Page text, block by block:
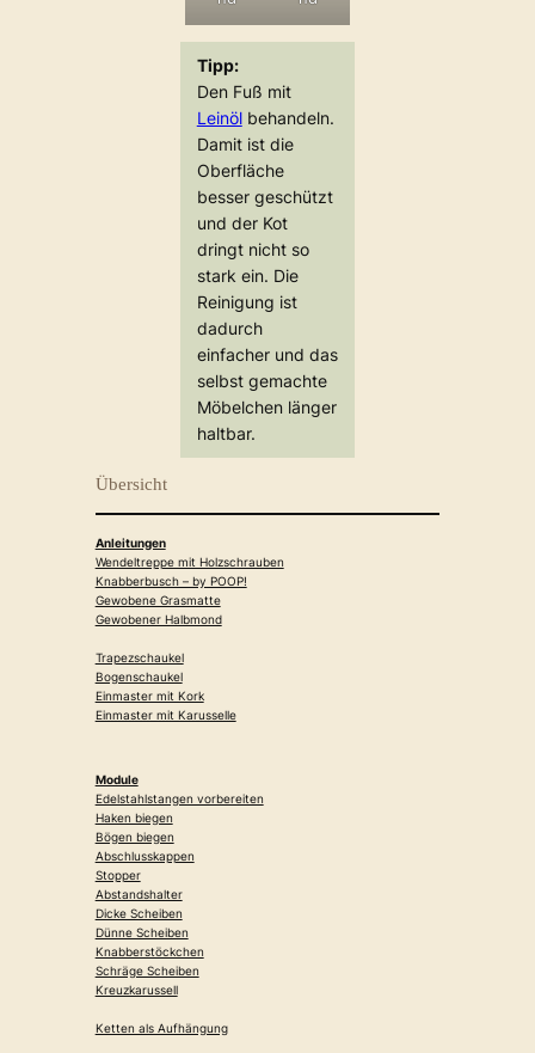
Tipp:
Den Fuß mit
Leinölbehandeln.
Damit ist die
Oberfläche
besser geschützt
und der Kot
dringt nicht so
stark ein. Die
Reinigung ist
dadurch
einfacher und das
selbst gemachte
Möbelchen länger
haltbar.
Übersicht
Anleitungen
Wendeltreppe mit Holzschrauben
Knabberbusch – by POOP!
Gewobene Grasmatte
Gewobener Halbmond
Trapezschaukel
Bogenschaukel
Einmaster mit Kork
Einmaster mit Karusselle
Module
Edelstahlstangen vorbereiten
Haken biegen
Bögen biegen
Abschlusskappen
Stopper
Abstandshalter
Dicke Scheiben
Dünne Scheiben
Knabberstöckchen
Schräge Scheiben
Kreuzkarussell
Ketten als Aufhängung